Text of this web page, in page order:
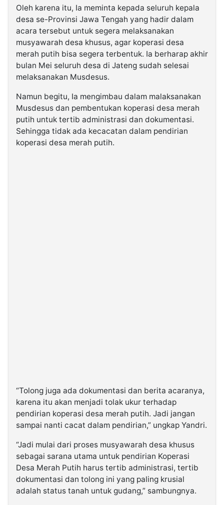
Oleh karena itu, Ia meminta kepada seluruh kepala
desa se-Provinsi Jawa Tengah yang hadir dalam
acara tersebut untuk segera melaksanakan
musyawarah desa khusus, agar koperasi desa
merah putih bisa segera terbentuk. Ia berharap akhir
bulan Mei seluruh desa di Jateng sudah selesai
melaksanakan Musdesus.
Namun begitu, Ia mengimbau dalam malaksanakan
Musdesus dan pembentukan koperasi desa merah
putih untuk tertib administrasi dan dokumentasi.
Sehingga tidak ada kecacatan dalam pendirian
koperasi desa merah putih.
“Tolong juga ada dokumentasi dan berita acaranya,
karena itu akan menjadi tolak ukur terhadap
pendirian koperasi desa merah putih. Jadi jangan
sampai nanti cacat dalam pendirian,” ungkap Yandri.
“Jadi mulai dari proses musyawarah desa khusus
sebagai sarana utama untuk pendirian Koperasi
Desa Merah Putih harus tertib administrasi, tertib
dokumentasi dan tolong ini yang paling krusial
adalah status tanah untuk gudang,” sambungnya.